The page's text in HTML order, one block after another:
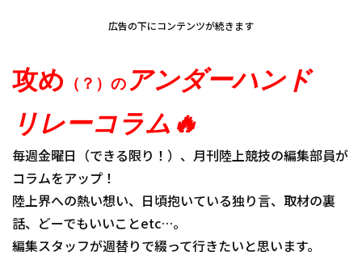
広告の下にコンテンツが続きます
攻め （？）の アンダーハンド
リレーコラム🔥
毎週金曜日（できる限り！）、月刊陸上競技の編集部員が
コラムをアップ！
陸上界への熱い想い、日頃抱いている独り言、取材の裏
話、どーでもいいことetc…。
編集スタッフが週替りで綴って行きたいと思います。